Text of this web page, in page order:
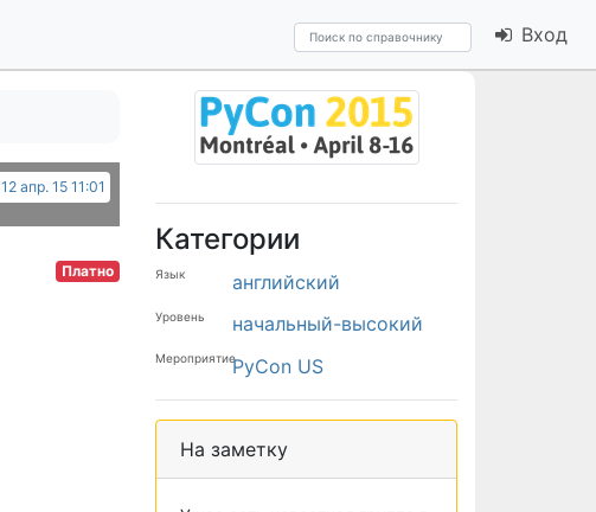
Вход
12 апр. 15 11:01
Платно
Категории
Язык английский
Уровень начальный-высокий
МероприятиеPyCon US
На заметку